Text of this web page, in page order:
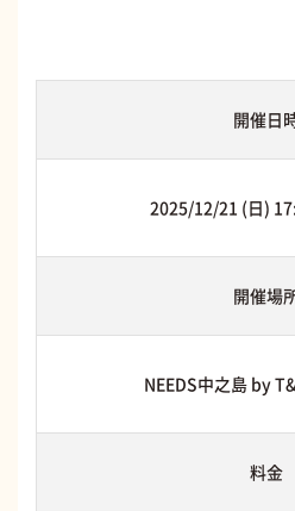
開催日
2025/12/21 (日)
開催場
NEEDS中之島 by
料金